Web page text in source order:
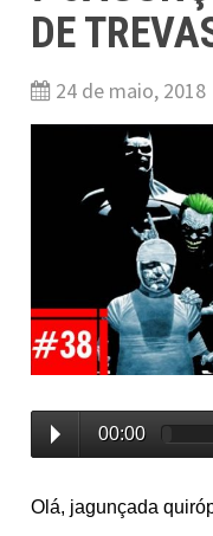
DE
24 de maio, 2018
00:00
Olá, jagunçada